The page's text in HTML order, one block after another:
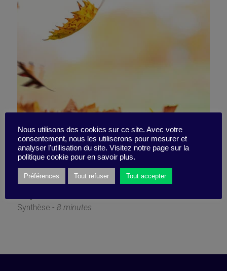
Décroître pour prospérer ?
Synthèse - 8 minutes
Nous utilisons des cookies sur ce site. Avec votre
consentement, nous les utiliserons pour mesurer et
analyser l'utilisation du site. Visitez notre page sur la
politique cookie pour en savoir plus.
Préférences Tout refuser Tout accepter